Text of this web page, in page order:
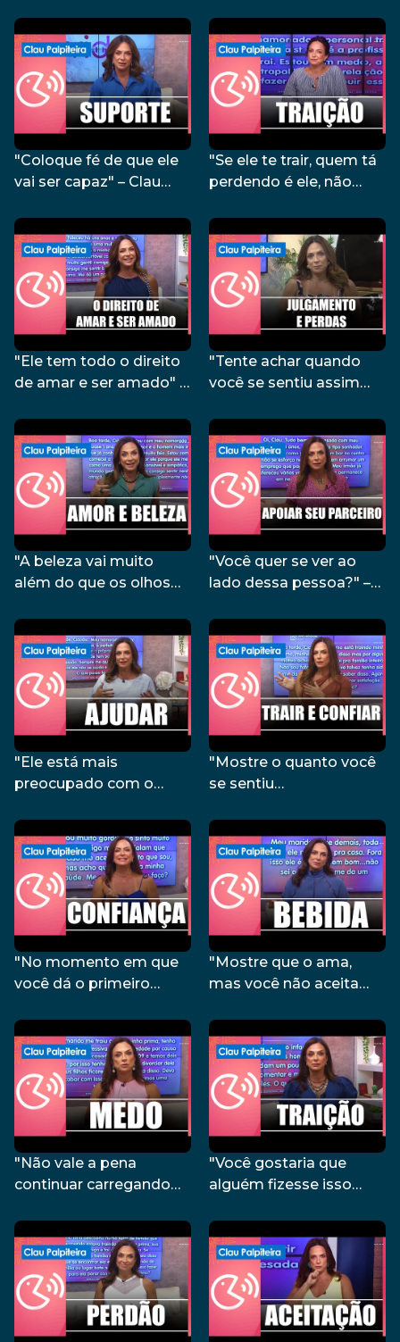
Palpiteira – 01/03/24
27/02/24
"Coloque fé de que ele
vai ser capaz" – Clau
"Se ele te trair, quem tá
perdendo é ele, não
09/02/24
"Ele tem todo o direito
de amar e ser amado" –
24/01/24
"Tente achar quando
você se sentiu assim
Palpiteira – 17/01/24
"A beleza vai muito
além do que os olhos
Palpiteira – 04/01/24
"Você quer se ver ao
lado dessa pessoa?" –
"Ele está mais
preocupado com o
mesmo" – Clau
Palpiteira – 28/11/23
"Mostre o quanto você
se sentiu
dessa situação" – Clau
Palpiteira – 27/11/23
"No momento em que
você dá o primeiro
fazendo algo" – Clau
Palpiteira – 22/11/23
"Mostre que o ama,
mas você não aceita
Clau Palpiteira – 21/11/23
"Não vale a pena
continuar carregando
costas" – Clau Palpiteira
– 14/11/23
"Você gostaria que
alguém fizesse isso
Palpiteira – 13/11/23